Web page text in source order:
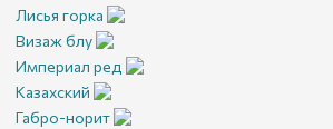
Лисья горка
Визаж блу
Империал ред
Казахский
Габро-норит